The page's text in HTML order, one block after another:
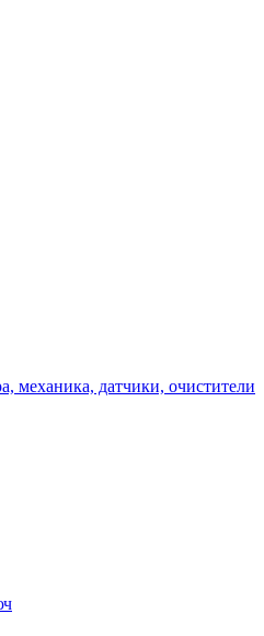
механика, датчики, очистители